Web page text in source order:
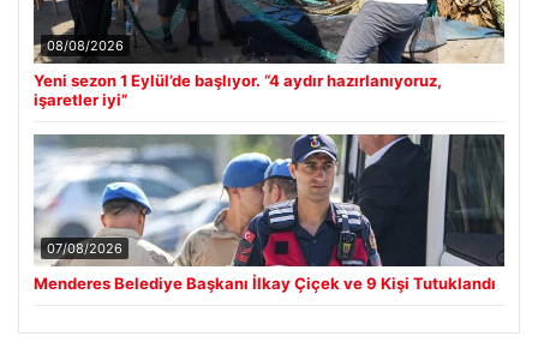
08/08/2026
Yeni sezon 1 Eylül’de başlıyor. “4 aydır hazırlanıyoruz,
işaretler iyi”
07/08/2026
Menderes Belediye Başkanı İlkay Çiçek ve 9 Kişi Tutuklandı